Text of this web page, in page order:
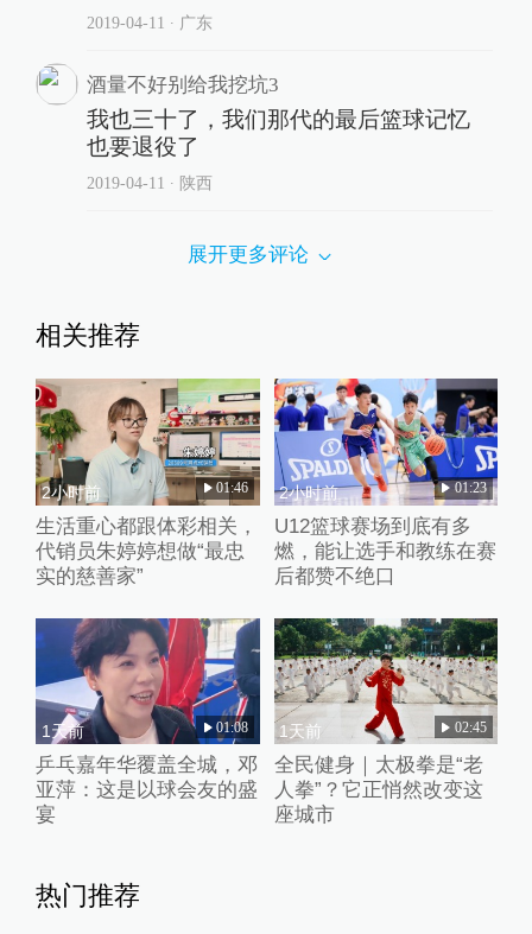
2019-04-11 ∙ 广东
酒量不好别给我挖坑3
我也三十了，我们那代的最后篮球记忆
也要退役了
2019-04-11 ∙ 陕西
展开更多评论
相关推荐
2小时前 01:46
生活重心都跟体彩相关，
代销员朱婷婷想做“最忠
实的慈善家”
2小时前 01:23
U12篮球赛场到底有多
燃，能让选手和教练在赛
后都赞不绝口
1天前 01:08
乒乓嘉年华覆盖全城，邓
亚萍：这是以球会友的盛
宴
1天前 02:45
全民健身｜太极拳是“老
人拳”？它正悄然改变这
座城市
热门推荐